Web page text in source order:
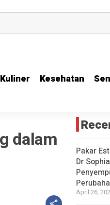
Kuliner Kesehatan
Kuliner Kesehatan
dalam
Pakar
Dr
April 26,